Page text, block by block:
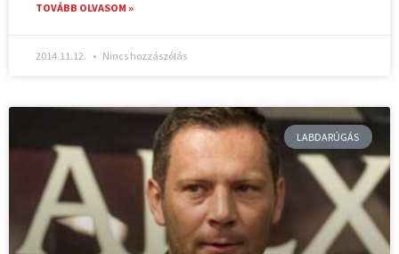
TOVÁBB OLVASOM »
2014.11.12. Nincs hozzászólás
LABDARÚGÁS